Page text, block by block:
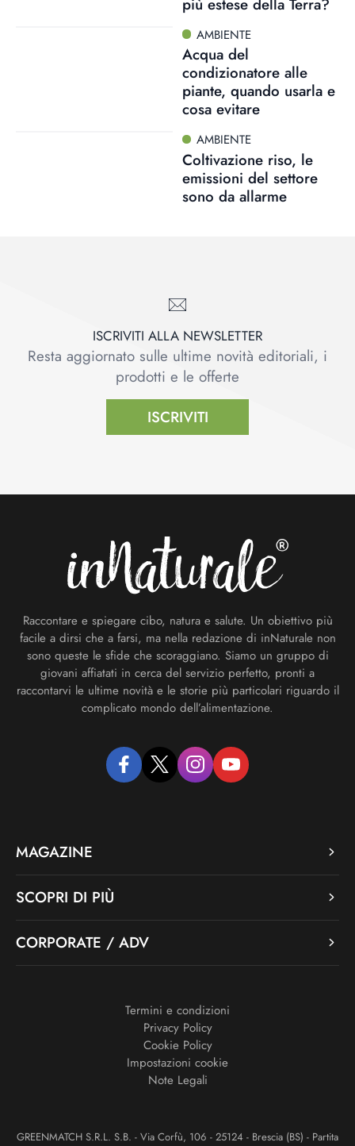
AMBIENTE
Acqua del
condizionatore alle
piante, quando usarla e
cosa evitare
AMBIENTE
Coltivazione riso, le
emissioni del settore
sono da allarme
ISCRIVITI ALLA NEWSLETTER
Resta aggiornato sulle ultime novità editoriali, i
prodotti e le offerte
ISCRIVITI
Raccontare e spiegare cibo, natura e salute. Un obiettivo più
facile a dirsi che a farsi, ma nella redazione di inNaturale non
sono queste le sfide che scoraggiano. Siamo un gruppo di
giovani affiatati in cerca del servizio perfetto, pronti a
raccontarvi le ultime novità e le storie più particolari riguardo il
complicato mondo dell’alimentazione.
facebooktwitter instagramyoutube
MAGAZINE
SCOPRI DI PIÙ
CORPORATE / ADV
Termini e condizioni
Privacy Policy
Cookie Policy
Impostazioni cookie
Note Legali
GREENMATCH S.R.L. S.B. - Via Corfù, 106 - 25124 - Brescia (BS) - Partita